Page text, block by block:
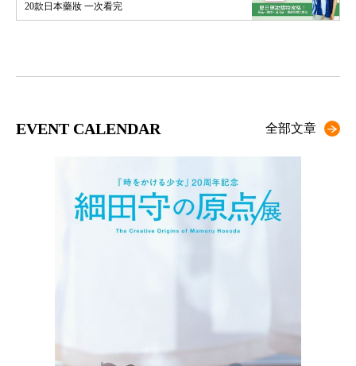
20款日本藥妝 一次看完
EVENT CALENDAR 全部文章